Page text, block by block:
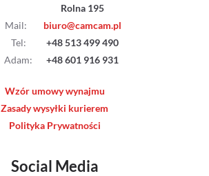
Rolna 195
Mail:
biuro@camcam.pl
Tel:
+48 513 499 490
Adam: +48 601 916 931
Wzór umowy wynajmu
Zasady wysyłki kurierem
Polityka Prywatności
Social Media